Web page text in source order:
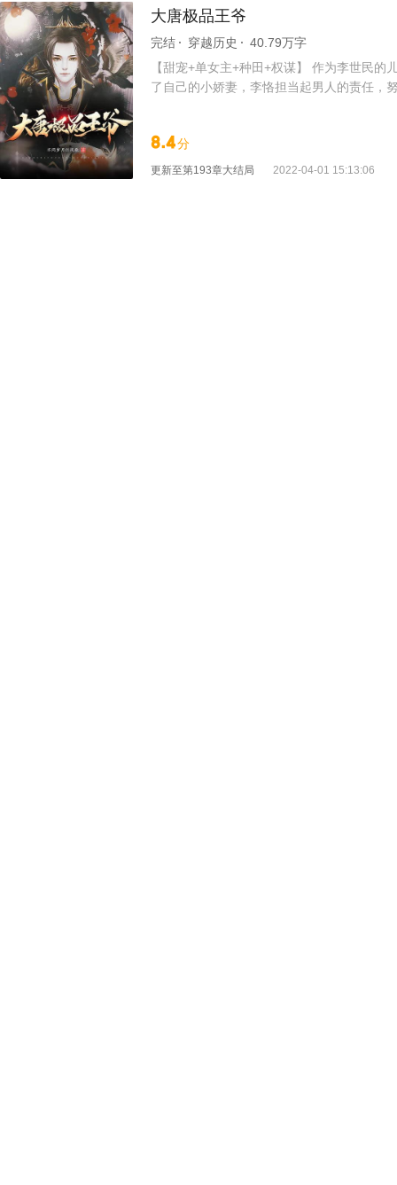
大唐极品王爷
完结 穿越历史
40.79万字
【甜宠+单女主+种田+权谋】 作为李世民
了自己的小娇妻，李恪担当起男人的责任，
8.4分
更新至第193章大结局 2022-04-01 15:13:06